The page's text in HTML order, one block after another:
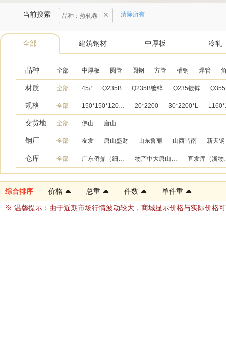
当前搜索 品种 ： 热轧卷 清除所有
全部 建筑钢材 中厚板 冷轧
品种 全部 中厚板 圆管 圆钢 方管 槽钢 焊管
材质 全部 45# Q235B Q235B镀锌 Q235镀锌
规格 全部 150*150*12000 20*2200 30*2200*L
交货地 全部 佛山 唐山
钢厂 全部 友发 唐山盛财 山东鲁丽 山西晋南 新天钢
仓库 全部
综合排序 价格 总重 件数 单件重
※ 温馨提示：由于近期市场行情波动较大，商城显示价格与实际价格